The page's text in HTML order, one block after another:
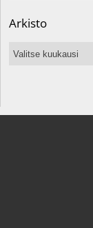
Arkisto
Arkisto